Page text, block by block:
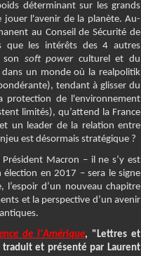
déterminant sur les grands
jouer l'avenir de la planète. Au-
au Conseil de Sécurité de
que les intérêts des 4 autres
soft powerculturel et du
un monde où la realpolitik
tendant à glisser du
protection de l'environnement
limités), qu’attend la France
un leader de la relation entre
est désormais stratégique ?
Macron – il ne s’y est
en 2017 – sera le signe
l’espoir d’un nouveau chapitre
et la perspective d’un avenir
de l'Amérique, "Lettres et
et présenté par Laurent